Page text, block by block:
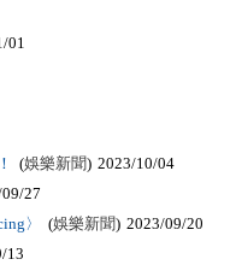
01
(娛樂新聞) 2023/10/04
27
〉
(娛樂新聞) 2023/09/20
13